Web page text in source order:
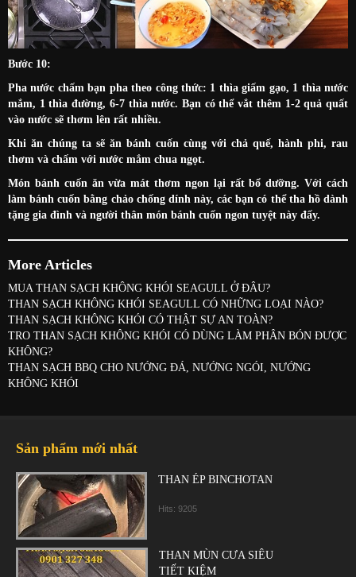
Bước 10:
Pha nước chấm bạn pha theo công thức: 1 thìa giấm gạo, 1 thìa nước
mắm, 1 thìa đường, 6-7 thìa nước. Bạn có thể vắt thêm 1-2 quả quất
vào nước sẽ thơm lên rất nhiều.
Khi ăn chúng ta sẽ ăn bánh cuốn cùng với chả quế, hành phi, rau
thơm và chấm với nước mắm chua ngọt.
Món bánh cuốn ăn vừa mát thơm ngon lại rất bổ dưỡng. Với cách
làm bánh cuốn bằng chảo chống dính này, các bạn có thể tha hồ dành
tặng gia đình và người thân món bánh cuốn ngon tuyệt này đấy.
More Articles
MUA THAN SẠCH KHÔNG KHÓI SEAGULL Ở ĐÂU?
THAN SẠCH KHÔNG KHÓI SEAGULL CÓ NHỮNG LOẠI NÀO?
THAN SẠCH KHÔNG KHÓI CÓ THẬT SỰ AN TOÀN?
TRO THAN SẠCH KHÔNG KHÓI CÓ DÙNG LÀM PHÂN BÓN ĐƯỢC
KHÔNG?
THAN SẠCH BBQ CHO NƯỚNG ĐÁ, NƯỚNG NGÓI, NƯỚNG
KHÔNG KHÓI
Sản phẩm mới nhất
THAN ÉP BINCHOTAN
Hits: 9205
THAN MÙN CƯA SIÊU
TIẾT KIỆM